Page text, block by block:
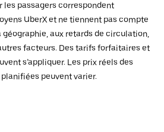
passagers correspondent
UberX et ne tiennent pas compte
aux retards de circulation,
facteurs. Des tarifs forfaitaires et
s’appliquer. Les prix réels des
peuvent varier.